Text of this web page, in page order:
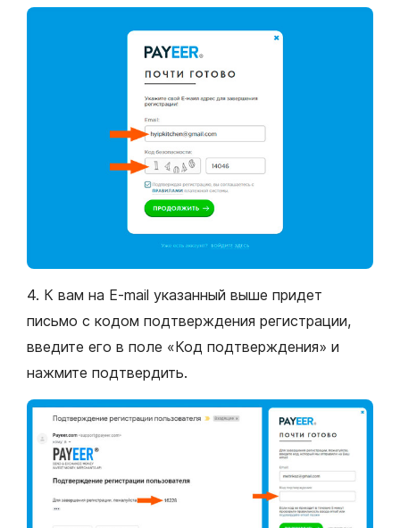
4. К вам на E-mail указанный выше придет
письмо с кодом подтверждения регистрации,
введите его в поле «Код подтверждения» и
нажмите подтвердить.